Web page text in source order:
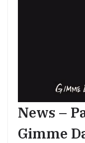
News –
Gimme